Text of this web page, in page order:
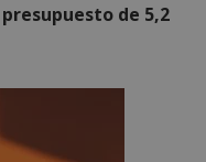
presupuesto de 5,2